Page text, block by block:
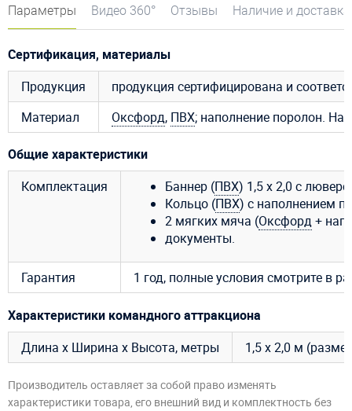
Параметры Видео 360° Отзывы Наличие и доставка
Сертификация, материалы
Продукция
продукция сертифицирована и
Материал
Оксфорд, ПВХ; наполнение поролон.
Общие характеристики
Комплектация
Баннер (ПВХ) 1,5 х 2,0 с
Кольцо (ПВХ) с наполнением
2 мягких мяча (Оксфорд+
документы.
Гарантия 1 год, полные условия смотрите в
Характеристики командного аттракциона
Длина х Ширина х Высота, метры
1,5 х 2,0 м
Производитель оставляет за собой право изменять
характеристики товара, его внешний вид и комплектность без